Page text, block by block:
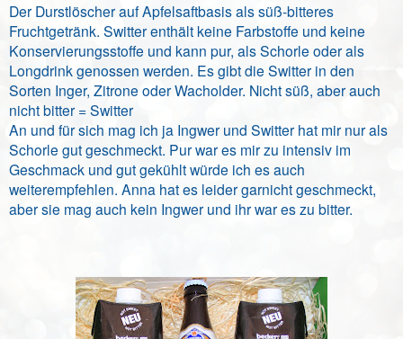
Der Durstlöscher auf Apfelsaftbasis als süß-bitteres
Fruchtgetränk. Switter enthält keine Farbstoffe und keine
Konservierungsstoffe und kann pur, als Schorle oder als
Longdrink genossen werden. Es gibt die Switter in den
Sorten Inger, Zitrone oder Wacholder. Nicht süß, aber auch
nicht bitter = Switter
An und für sich mag ich ja Ingwer und Switter hat mir nur als
Schorle gut geschmeckt. Pur war es mir zu intensiv im
Geschmack und gut gekühlt würde ich es auch
weiterempfehlen. Anna hat es leider garnicht geschmeckt,
aber sie mag auch kein Ingwer und ihr war es zu bitter.